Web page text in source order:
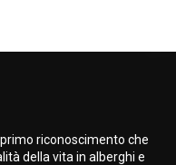
primo riconoscimento che
della vita in alberghi e